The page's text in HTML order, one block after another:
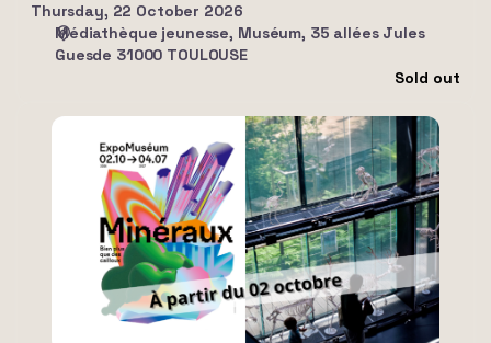
Thursday, 22 October 2026
Médiathèque jeunesse Muséum, 35 allées Jules
Guesde 31000 TOULOUSE
Sold out
temporary
exhibition
permanent
collections